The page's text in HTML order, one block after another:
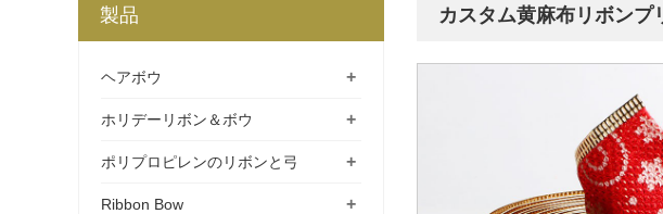
カスタム黄麻布リボン
製品
+
ヘアボウ
+
ホリデーリボン＆ボウ
+
ポリプロピレンのリボンと弓
+
Ribbon Bow